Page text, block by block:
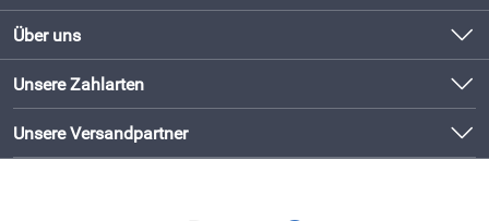
Bewährte Qualität
Bestellen und direkt beim Hersteller abholen!
Kontakt
Newsletter
Lieferbedingungen
Kundenlogin
Über uns
Unsere Bestseller
Neu
Unsere Zahlarten
Unsere Versandpartner